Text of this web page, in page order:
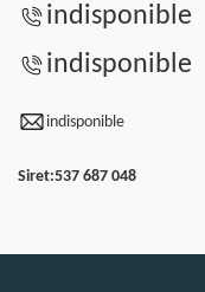
indisponible
indisponible
indisponible
Siret:537 687 048